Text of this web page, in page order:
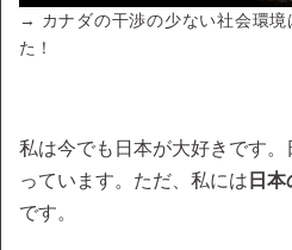
→ カナダの干渉の少ない社会環
た！
私は今でも日本が大好きです
っています。ただ、私には 日
です。